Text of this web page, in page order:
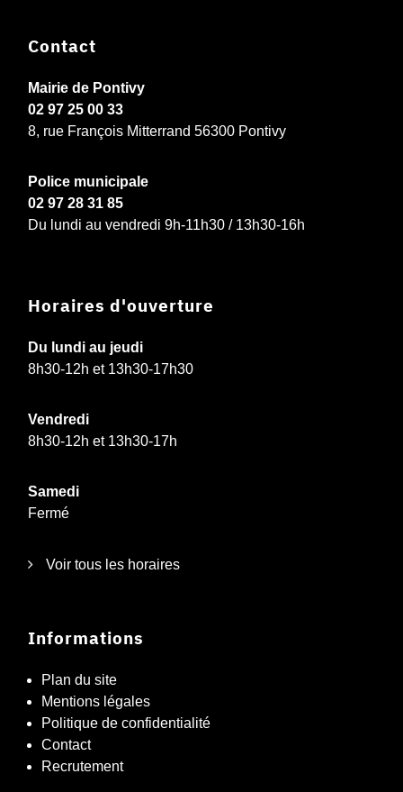
Contact
Mairie de Pontivy
02 97 25 00 33
8, rue François Mitterrand 56300 Pontivy
Police municipale
02 97 28 31 85
Du lundi au vendredi 9h-11h30 / 13h30-16h
Horaires d'ouverture
Du lundi au jeudi
8h30-12h et 13h30-17h30
Vendredi
8h30-12h et 13h30-17h
Samedi
Fermé
Voir tous les horaires
Informations
Plan du site
Mentions légales
Politique de confidentialité
Contact
Recrutement